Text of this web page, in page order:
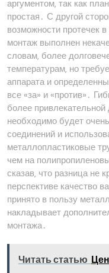
аргументом‚ так как
простая․ С другой
возможности протечек
монтаж выполнен
словам‚ более
температурам‚ но
аппарата и
все «за» и «против»․
более привлекательной
необходимо будет
соединений и
металлопластиковые
чем на
сказав‚ что разница не
перспективе качество
принято в пользу
накладывает
монтажа․
Читать статью